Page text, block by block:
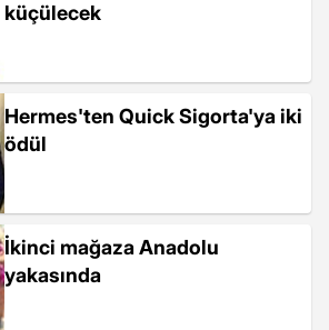
küçülecek
Hermes'ten Quick Sigorta'ya iki
ödül
İkinci mağaza Anadolu
yakasında